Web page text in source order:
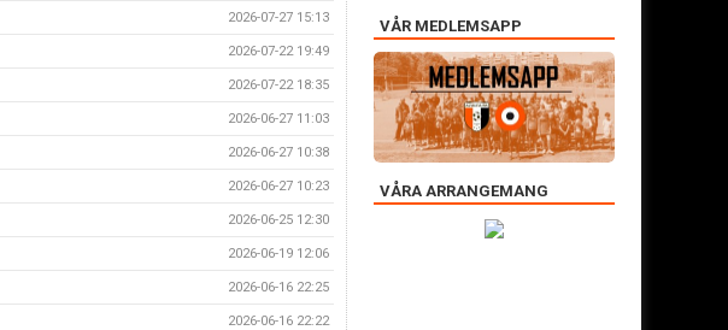
2026-07-27 15:13
2026-07-22 19:49
2026-07-22 18:35
2026-06-27 11:03
2026-06-27 10:38
2026-06-27 10:23
2026-06-25 12:30
2026-06-19 12:06
2026-06-16 22:25
2026-06-16 22:22
VÅR MEDLEMSAPP
VÅRA ARRANGEMANG